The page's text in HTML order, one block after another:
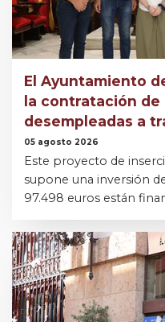
El Ayuntamiento
la contratación de
desempleadas a
05 agosto 2026
Este proyecto de
supone una inversión
97.498 euros están